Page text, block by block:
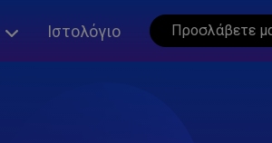
Ιστολόγιο Προσλάβετε